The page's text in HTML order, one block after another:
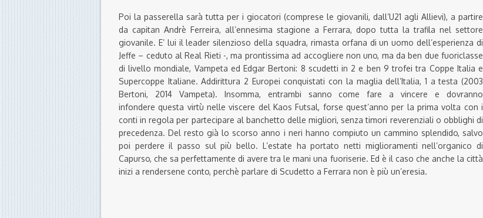
Poi la passerella sarà tutta per i giocatori (comprese le giovanili, dall’U21 agli Allievi), a partire
da capitan Andrè Ferreira, all’ennesima stagione a Ferrara, dopo tutta la trafila nel settore
giovanile. E’ lui il leader silenzioso della squadra, rimasta orfana di un uomo dell’esperienza di
Jeffe – ceduto al Real Rieti -, ma prontissima ad accogliere non uno, ma da ben due fuoriclasse
di livello mondiale, Vampeta ed Edgar Bertoni: 8 scudetti in 2 e ben 9 trofei tra Coppe Italia e
Supercoppe Italiane. Addirittura 2 Europei conquistati con la maglia dell’Italia, 1 a testa (2003
Bertoni, 2014 Vampeta). Insomma, entrambi sanno come fare a vincere e dovranno
infondere questa virtù nelle viscere del Kaos Futsal, forse quest’anno per la prima volta con i
conti in regola per partecipare al banchetto delle migliori, senza timori reverenziali o obblighi di
precedenza. Del resto già lo scorso anno i neri hanno compiuto un cammino splendido, salvo
poi perdere il passo sul più bello. L’estate ha portato netti miglioramenti nell’organico di
Capurso, che sa perfettamente di avere tra le mani una fuoriserie. Ed è il caso che anche la città
inizi a rendersene conto, perchè parlare di Scudetto a Ferrara non è più un’eresia.